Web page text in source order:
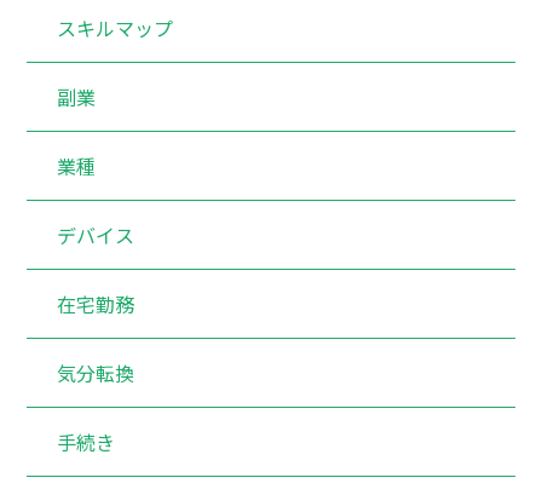
スキルマップ
副業
業種
デバイス
在宅勤務
気分転換
手続き